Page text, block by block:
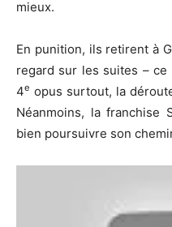
mieux.
En punition, ils retirent à
regard sur les suites –
4e opus surtout, la
Néanmoins, la franchise
bien poursuivre son